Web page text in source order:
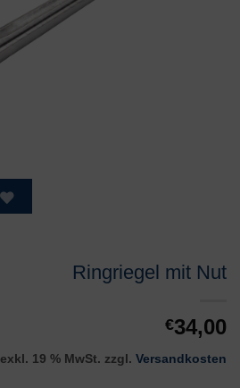
Ringriegel mit Nut
€34,00
exkl. 19 % MwSt. zzgl. Versandkosten